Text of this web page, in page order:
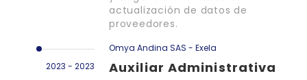
actualización de datos de
proveedores.
2023 - 2023
Omya Andina SAS - Exela
Auxiliar Administrativa